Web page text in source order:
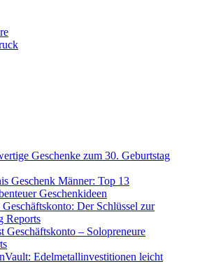
Geschenke zum 30. Geburtstag
Geschenk Männer: Top 13
Geschenkideen
Der Schlüssel zur
Reports
Geschäftskonto – Solopreneure
Edelmetallinvestitionen leicht